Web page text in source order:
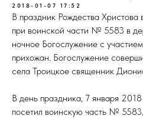
2018-01-07 17:52
В праздник Рождества Христова
при воинской части № 5583 в
ночное Богослужение с
прихожан. Богослужение
села Троицкое священник
В день праздника, 7 января
посетил воинскую часть №